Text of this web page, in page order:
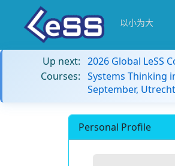
以小为大
Up next: 2026 Global LeSS
Courses: Systems Thinking
September,
Personal Profile